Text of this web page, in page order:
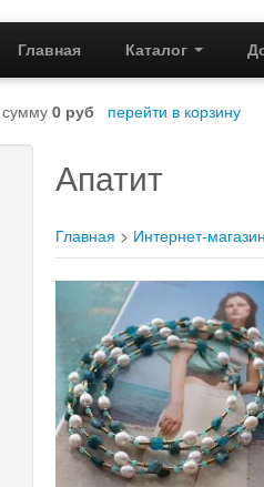
Главная Каталог
0 руб перейти в корзину
Апатит
Главная > Интернет-